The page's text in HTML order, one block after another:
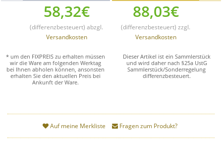
58,32€
(differenzbesteuert) abzgl.
Versandkosten
* um den FIXPREIS zu erhalten müssen
wir die Ware am folgenden Werktag
bei Ihnen abholen können, ansonsten
erhalten Sie den aktuellen Preis bei
Ankunft der Ware.
88,03€
(differenzbesteuert) zzgl.
Versandkosten
Dieser Artikel ist ein Sammlerstück
und wird daher nach §25a UstG
Sammlerstück/Sonderregelung
differenzbesteuert.
Auf meine Merkliste Fragen zum Produkt?